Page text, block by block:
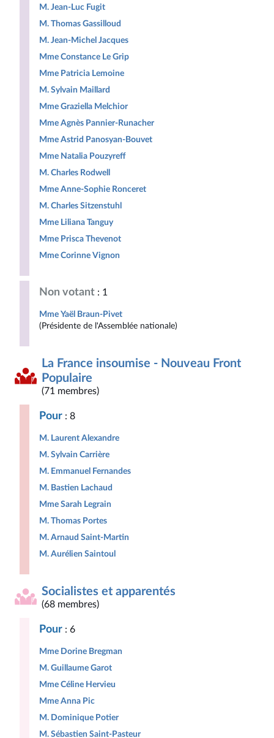
M. Jean-Luc Fugit
M. Thomas Gassilloud
M. Jean-Michel Jacques
Mme Constance Le Grip
Mme Patricia Lemoine
M. Sylvain Maillard
Mme Graziella Melchior
Mme Agnès Pannier-Runacher
Mme Astrid Panosyan-Bouvet
Mme Natalia Pouzyreff
M. Charles Rodwell
Mme Anne-Sophie Ronceret
M. Charles Sitzenstuhl
Mme Liliana Tanguy
Mme Prisca Thevenot
Mme Corinne Vignon
Non votant : 1
Mme Yaël Braun-Pivet
(Présidente de l'Assemblée nationale)
La France insoumise - Nouveau Front
Populaire
(71 membres)
Pour : 8
M. Laurent Alexandre
M. Sylvain Carrière
M. Emmanuel Fernandes
M. Bastien Lachaud
Mme Sarah Legrain
M. Thomas Portes
M. Arnaud Saint-Martin
M. Aurélien Saintoul
Socialistes et apparentés
(68 membres)
Pour : 6
Mme Dorine Bregman
M. Guillaume Garot
Mme Céline Hervieu
Mme Anna Pic
M. Dominique Potier
M. Sébastien Saint-Pasteur